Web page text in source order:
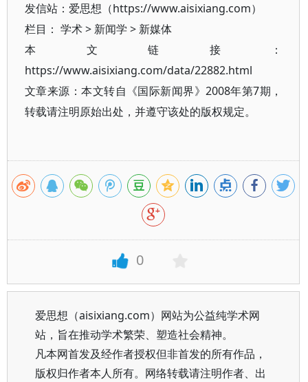
发信站：爱思想（https://www.aisixiang.com）
栏目： 学术> 新闻学 > 新媒体
本文链接：
https://www.aisixiang.com/data/22882.html
文章来源：本文转自《国际新闻界》2008年第7期，
转载请注明原始出处，并遵守该处的版权规定。
0
爱思想（aisixiang.com）网站为公益纯学术网
站，旨在推动学术繁荣、塑造社会精神。
凡本网首发及经作者授权但非首发的所有作品，
版权归作者本人所有。网络转载请注明作者、出